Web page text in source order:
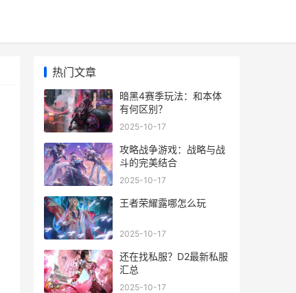
热门文章
暗黑4赛季玩法：和本体
有何区别？
2025-10-17
攻略战争游戏：战略与战
斗的完美结合
2025-10-17
王者荣耀露哪怎么玩
2025-10-17
还在找私服？D2最新私服
汇总
2025-10-17